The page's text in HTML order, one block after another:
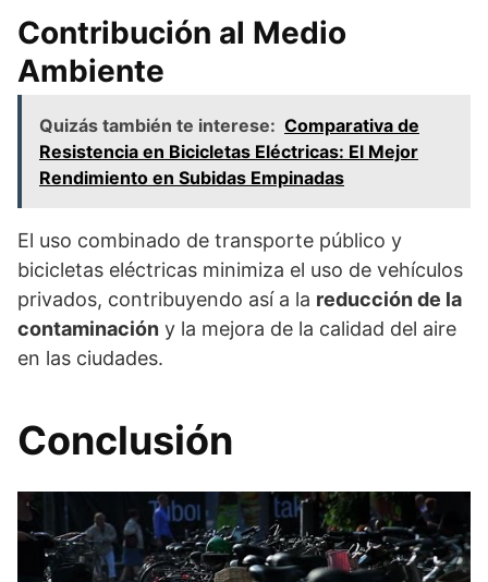
Contribución al Medio
Ambiente
Quizás también te interese: Comparativa de
Resistencia en Bicicletas Eléctricas: El Mejor
Rendimiento en Subidas Empinadas
El uso combinado de transporte público y
bicicletas eléctricas minimiza el uso de vehículos
privados, contribuyendo así a la reducción de la
contaminación y la mejora de la calidad del aire
en las ciudades.
Conclusión